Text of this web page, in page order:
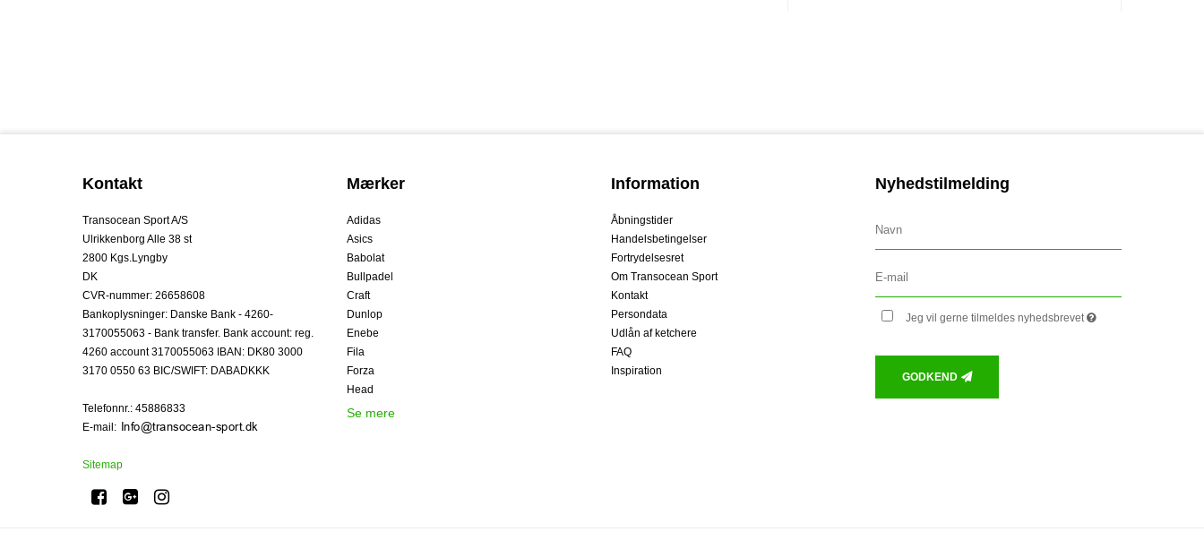
Kontakt
Transocean Sport A/S
Ulrikkenborg Alle 38 st
2800 Kgs.Lyngby
DK
CVR-nummer: 26658608
Bankoplysninger: Danske Bank - 4260-
3170055063 - Bank transfer. Bank account: reg.
4260 account 3170055063 IBAN: DK80 3000
3170 0550 63 BIC/SWIFT: DABADKKK
Telefonnr.: 45886833
E-mail:
Sitemap
Mærker
Adidas
Asics
Babolat
Bullpadel
Craft
Dunlop
Enebe
Fila
Forza
Head
Se mere
Information
Åbningstider
Handelsbetingelser
Fortrydelsesret
Om Transocean Sport
Kontakt
Persondata
Udlån af ketchere
FAQ
Inspiration
Nyhedstilmelding
Jeg vil gerne tilmeldes nyhedsbrevet
GODKEND